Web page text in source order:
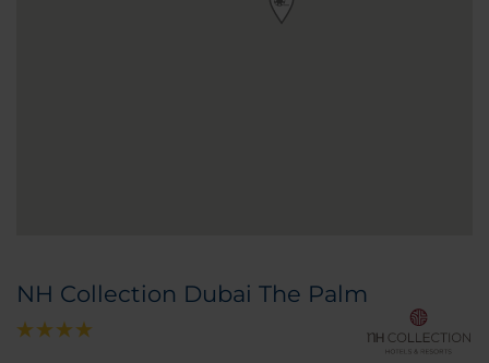
NH Collection Dubai The Palm